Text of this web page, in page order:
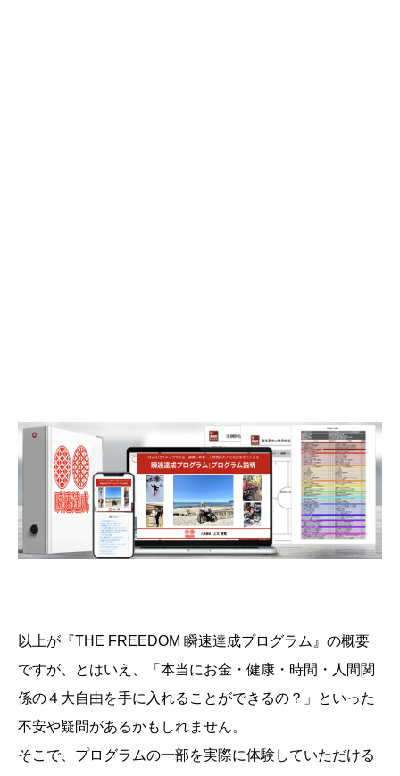
以上が『THE FREEDOM 瞬速達成プログラム』の概要
ですが、とはいえ、「本当にお金・健康・時間・人間関
係の４大自由を手に入れることができるの？」といった
不安や疑問があるかもしれません。
そこで、プログラムの一部を実際に体験していただける